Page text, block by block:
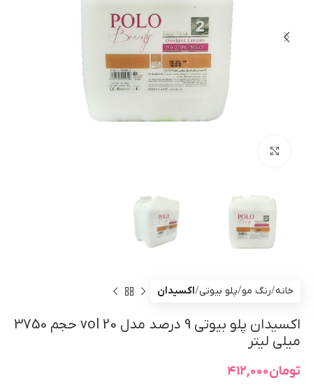
خانه رنگ مو پلو بیوتی اکسیدان
اکسیدان پلو بیوتی 9 درصد مدل vol 20 حجم 3750
میلی لیتر
تومان۴۱۲,۰۰۰